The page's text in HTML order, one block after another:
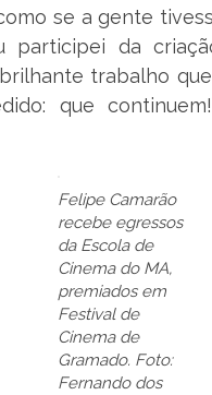
se a gente
participei da
trabalho
que
Felipe Camarão
recebe egressos
da Escola de
Cinema do MA,
premiados em
Festival de
Cinema de
Gramado. Foto:
Fernando dos